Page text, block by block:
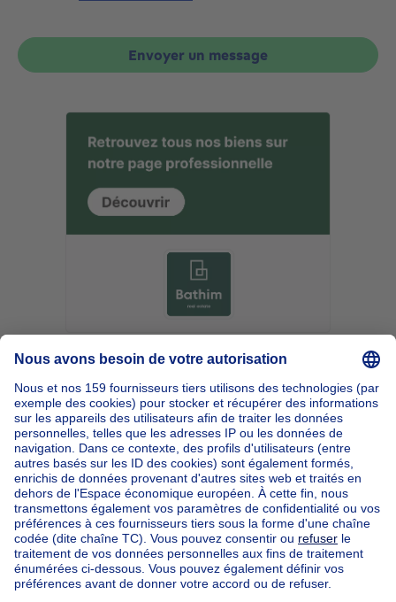
Envoyer un message
Accueil Belgique
Bruxelles (province)
Bruxelles (arrondissement)
Acheter votre bien exceptionnel à Woluwe-saint-lambert
Nos maisons hors de la Belgique
Maison à vendre France
Maison à vendre Espagne
Maison à vendre Italie
Maison à vendre Luxembourg
Maison à vendre Pays-bas